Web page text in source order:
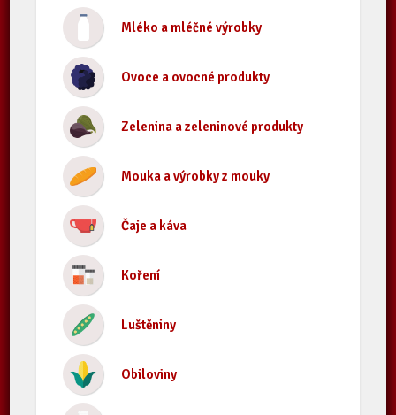
Mléko a mléčné výrobky
Ovoce a ovocné produkty
Zelenina a zeleninové produkty
Mouka a výrobky z mouky
Čaje a káva
Koření
Luštěniny
Obiloviny